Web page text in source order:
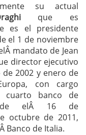
su actual
que es
es el presidente
el 1 de noviembre
mandato de Jean
director ejecutivo
2002 y enero de
con cargo
cuarto banco de
elÂ 16 de
octubre de 2011,
Banco de Italia.